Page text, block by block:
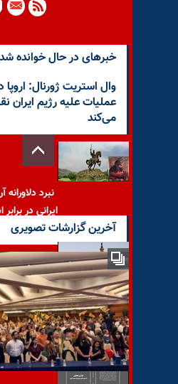
خبرهای در حال خوانده
وال استریت ژورنال:
عملیات علیه رژیم ایران
می‌کند
نبرد دلاورانه
ایرانی در
تصویب
مجلس
مجازات و
آخرین گزارشات تصویری